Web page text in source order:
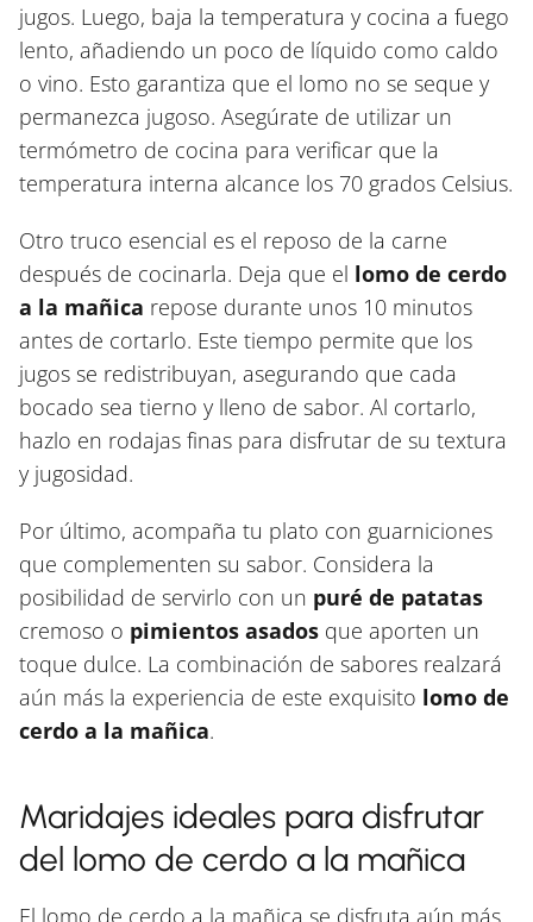
jugos. Luego, baja la temperatura y cocina a fuego
lento, añadiendo un poco de líquido como caldo
o vino. Esto garantiza que el lomo no se seque y
permanezca jugoso. Asegúrate de utilizar un
termómetro de cocina para verificar que la
temperatura interna alcance los 70 grados Celsius.
Otro truco esencial es el reposo de la carne
después de cocinarla. Deja que el lomo de cerdo
a la mañica repose durante unos 10 minutos
antes de cortarlo. Este tiempo permite que los
jugos se redistribuyan, asegurando que cada
bocado sea tierno y lleno de sabor. Al cortarlo,
hazlo en rodajas finas para disfrutar de su textura
y jugosidad.
Por último, acompaña tu plato con guarniciones
que complementen su sabor. Considera la
posibilidad de servirlo con un puré de patatas
cremoso o pimientos asados que aporten un
toque dulce. La combinación de sabores realzará
aún más la experiencia de este exquisito lomo de
cerdo a la mañica.
Maridajes ideales para disfrutar
del lomo de cerdo a la mañica
El lomo de cerdo a la mañica se disfruta aún más